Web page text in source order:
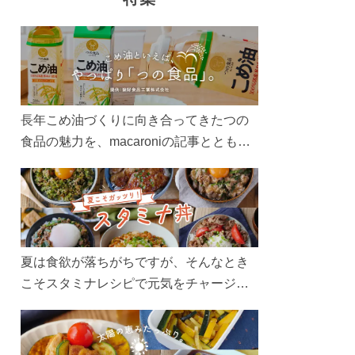
長年こめ油づくりに向き合ってきたつの
食品の魅力を、macaroniの記事とともに
ん、製造現場や品質へのこだわりまで。
こめ油をもっと好きになるコンテンツを
ぜひお楽しみください。
夏は食欲が落ちがちですが、そんなとき
こそスタミナレシピで元気をチャージ！
リ食べて、夏バテを吹き飛ばしましょ
う！